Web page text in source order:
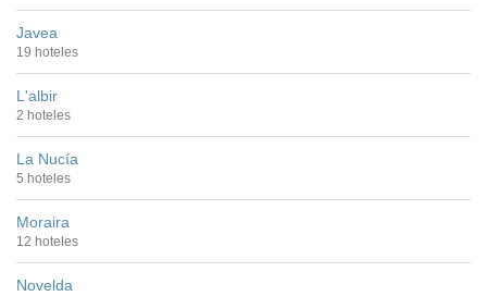
Javea
19 hoteles
L'albir
2 hoteles
La Nucía
5 hoteles
Moraira
12 hoteles
Novelda